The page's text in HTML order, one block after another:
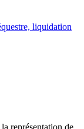
liquidation
représentation de